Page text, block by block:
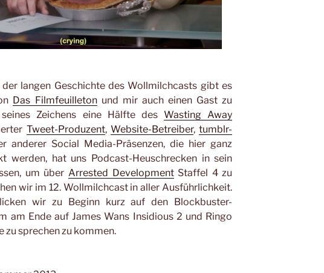
langen Geschichte des Wollmilchcasts gibt es
Das Filmfeuilletonund mir auch einen Gast zu
seines Zeichens eine Hälfte desWasting Away
Tweet-Produzent, Website-Betreiber,tumblr-
anderer Social Media-Präsenzen, die hier ganz
werden, hat uns Podcast-Heuschrecken in sein
um über Arrested DevelopmentStaffel 4 zu
wir im 12. Wollmilchcast in aller Ausführlichkeit.
wir zu Beginn kurz auf den Blockbuster-
am Ende auf James Wans Insidious 2 und Ringo
zu sprechen zu kommen.